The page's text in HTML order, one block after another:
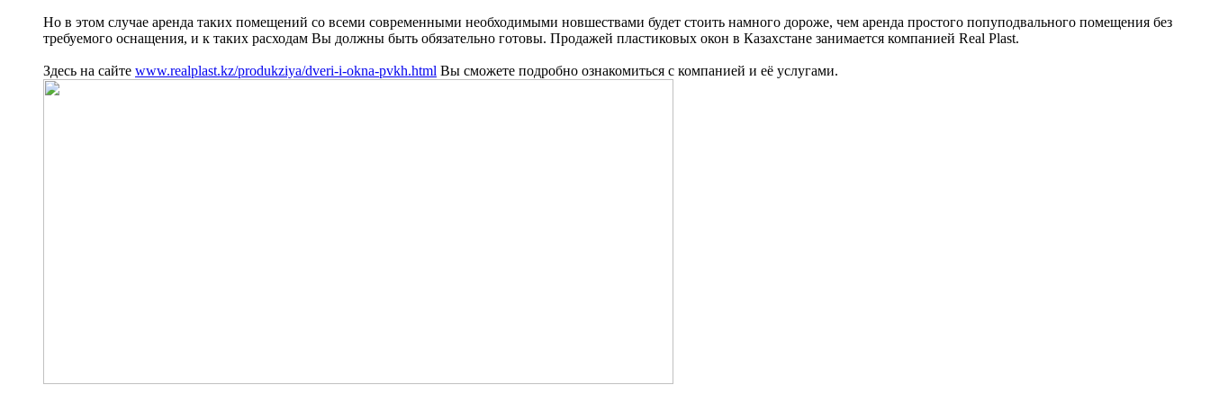
Но в этом случае аренда таких помещений со всеми современными необходимыми новшествами будет стоить намного дороже, чем аренда простого попуподвального помещения без
требуемого оснащения, и к таких расходам Вы должны быть обязательно готовы. Продажей пластиковых окон в Казахстане занимается компанией Real Plast.
Здесь на сайте www.realplast.kz/produkziya/dveri-i-okna-pvkh.html Вы сможете подробно ознакомиться с компанией и её услугами.